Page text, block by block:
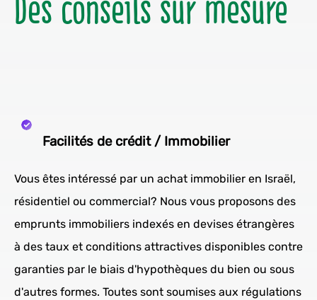
Facilités de crédit / Immobilier
Vous êtes intéressé par un achat immobilier en Israël,
résidentiel ou commercial? Nous vous proposons des
emprunts immobiliers indexés en devises étrangères
à des taux et conditions attractives disponibles contre
garanties par le biais d'hypothèques du bien ou sous
d'autres formes. Toutes sont soumises aux régulations